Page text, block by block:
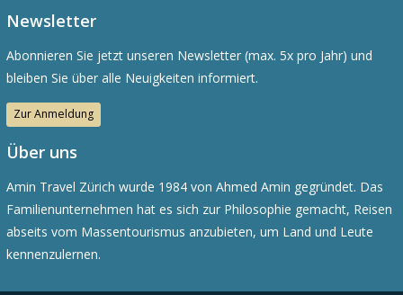
Newsletter
Abonnieren Sie jetzt unseren Newsletter (max. 5x pro Jahr) und
bleiben Sie über alle Neuigkeiten informiert.
Zur Anmeldung
Über uns
Amin Travel Zürich wurde 1984 von Ahmed Amin gegründet. Das
Familienunternehmen hat es sich zur Philosophie gemacht, Reisen
abseits vom Massentourismus anzubieten, um Land und Leute
kennenzulernen.